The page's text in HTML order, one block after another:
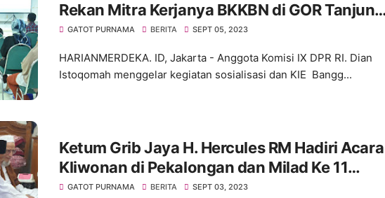
Rekan Mitra Kerjanya BKKBN di GOR Tanjung
Duren Jakarta Barat
GATOT PURNAMA BERITA SEPT 05, 2023
HARIANMERDEKA. ID, Jakarta - Anggota Komisi IX DPR RI. Dian
Istoqomah menggelar kegiatan sosialisasi dan KIE Bangg...
Ketum Grib Jaya H. Hercules RM Hadiri Acara
Kliwonan di Pekalongan dan Milad Ke 11
Ponpes Ora Aji di DI Yogyakarta
GATOT PURNAMA BERITA SEPT 03, 2023